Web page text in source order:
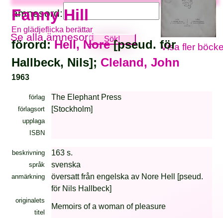
ämnesord:
Se alla ämnesord
Visa fler
Fanny Hill
En glädjeflicka berättar
förord:Hell, Nore[pseud. för
Hallbeck, Nils]; Cleland, John
1963
förlag The Elephant Press
förlagsort [Stockholm]
upplaga
ISBN
beskrivning 163 s.
språk svenska
anmärkning
översatt från engelska av Nore Hell [pseud.
för Nils Hallbeck]
originalets
titel
Memoirs of a woman of pleasure